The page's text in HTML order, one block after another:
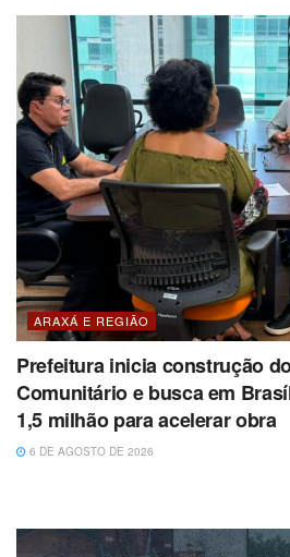
ARAXÁ E REGIÃO
Prefeitura inicia construção
Comunitário e busca em
1,5 milhão para acelerar obra
6 DE AGOSTO DE 2026